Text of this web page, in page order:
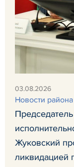
03.08.2026
Новости района
Жуковский
ликвидацией